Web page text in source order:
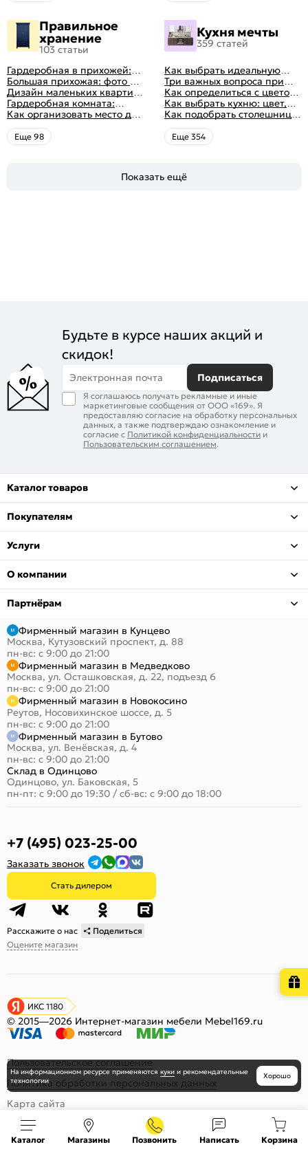
Правильное
хранение
103 статьи
Гардеробная в прихожей:
виды, фото в интерьере,
идеи дизайна
Большая прихожая: фото с
функциональным
распределением дизайна
Дизайн маленьких квартир:
10 идей для дизайна
интерьера с фото
Гардеробная комната:
дизайн, планировка, советы
по обустройству,
распространенные ошибки
Как организовать место для
хранения на балконе
Eще 98
Кухня мечты
359 статей
Как выбрать идеальную
планировку для кухни
Три важных вопроса при
выборе кухни: готовка,
посуда, комфорт
Как определиться с цветом
кухни: светлые, темные,
яркие
Как выбрать кухню: цвет,
планировка, аксессуары
Как подобрать столешницу
для кухни по цвету
Eще 354
Показать ещё
Будьте в курсе наших акций и
скидок!
Электронная почта Подписаться
Я соглашаюсь получать рекламные и иные
маркетинговые сообщения от ООО «169». Я
предоставляю согласие на обработку персональных
данных, а также подтверждаю ознакомление и
согласие с Политикой конфиденциальности и
Пользовательским соглашением.
Каталог товаров
Покупателям
Услуги
О компании
Партнёрам
Фирменный магазин в Кунцево
Москва, Кутузовский проспект, д. 88
пн-вс: с 9:00 до 21:00
Фирменный магазин в Медведково
Москва, ул. Осташковская, д. 22, подъезд 6
пн-вс: с 9:00 до 21:00
Фирменный магазин в Новокосино
Реутов, Носовихинское шоссе, д. 5
пн-вс: с 9:00 до 21:00
Фирменный магазин в Бутово
Москва, ул. Венёвская, д. 4
пн-вс: с 9:00 до 21:00
Склад в Одинцово
Одинцово, ул. Баковская, 5
пн-пт: с 9:00 до 19:30 / сб-вс: с 9:00 до 18:00
+7 (495) 023-25-00
Заказать звонок
Стать дилером
Расскажите о нас
Поделиться
Оцените магазин
ИКС 1180
© 2015—2026 Интернет-магазин мебели Mebel169.ru
Пользовательское соглашение
Политика обработки персональных данных
Карта сайта
Каталог Магазины Позвонить Написать Корзина
На информационном ресурсеприменяются куки и рекомендательные
технологии
Хорошо